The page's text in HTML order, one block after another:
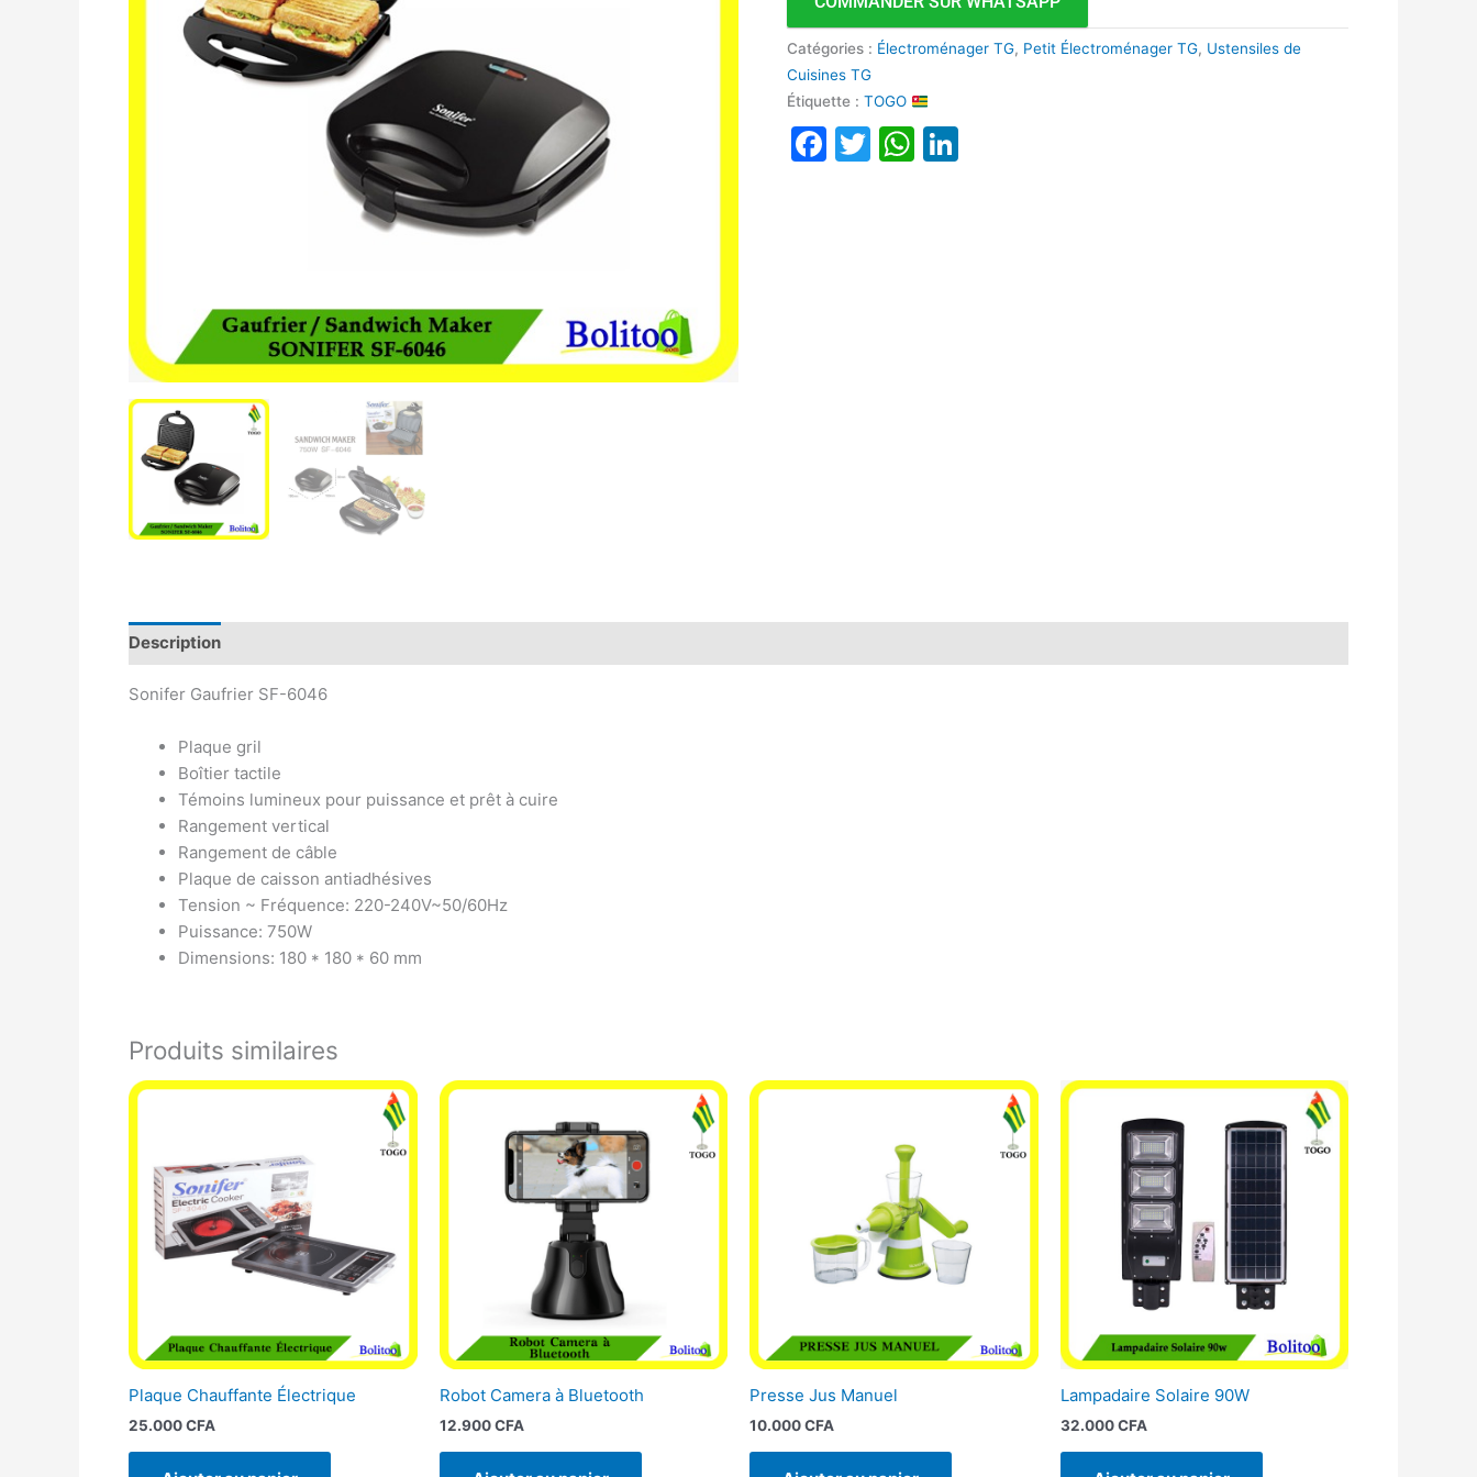
Catégories : Électroménager TG, Petit Électroménager TG, Ustensiles de
Cuisines TG
Étiquette :TOGO
Facebook
TwitterWhatsApp
Description
Sonifer Gaufrier SF-6046
Plaque gril
Boîtier tactile
Témoins lumineux pour puissance et prêt à cuire
Rangement vertical
Rangement de câble
Plaque de caisson antiadhésives
Tension ~ Fréquence: 220-240V~50/60Hz
Puissance: 750W
Dimensions: 180 * 180 * 60 mm
Produits similaires
Plaque Chauffante Électrique
25.000CFA
Robot Camera à Bluetooth
12.900CFA
Presse Jus Manuel
10.000CFA
Lampadaire Solaire 90W
32.000CFA